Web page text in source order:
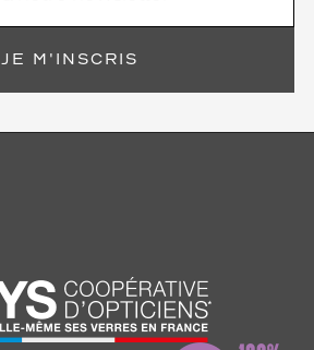
JE M'INSCRIS